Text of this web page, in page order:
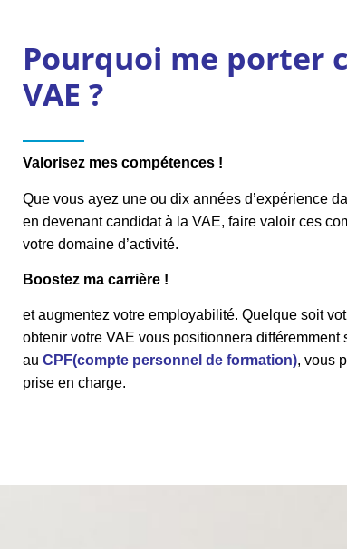
Pourquoi me porter
VAE ?
Valorisez mes compétences !
Que vous ayez une ou dix années d’expérience
en devenant candidat à la VAE, faire valoir ces
votre domaine d’activité.
Boostez ma carrière !
et augmentez votre employabilité. Quelque soit
obtenir votre VAE vous positionnera différemment
au CPF(compte personnel de formation), vous
prise en charge.